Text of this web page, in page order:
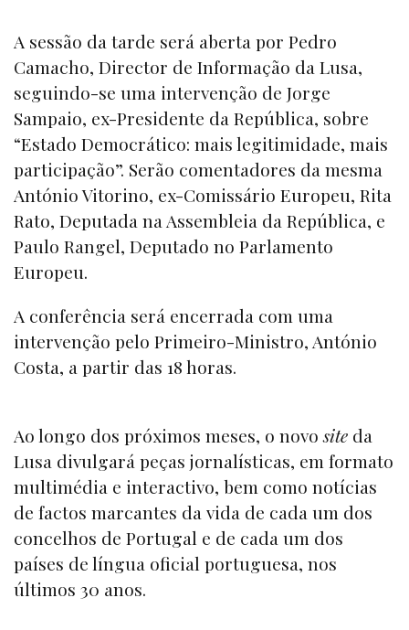
A sessão da tarde será aberta por Pedro
Camacho, Director de Informação da Lusa,
seguindo-se uma intervenção de Jorge
Sampaio, ex-Presidente da República, sobre
“Estado Democrático: mais legitimidade, mais
participação”. Serão comentadores da mesma
António Vitorino, ex-Comissário Europeu, Rita
Rato, Deputada na Assembleia da República, e
Paulo Rangel, Deputado no Parlamento
Europeu.
A conferência será encerrada com uma
intervenção pelo Primeiro-Ministro, António
Costa, a partir das 18 horas.
Ao longo dos próximos meses, o novosite da
Lusa divulgará peças jornalísticas, em formato
multimédia e interactivo, bem como notícias
de factos marcantes da vida de cada um dos
concelhos de Portugal e de cada um dos
países de língua oficial portuguesa, nos
últimos 30 anos.